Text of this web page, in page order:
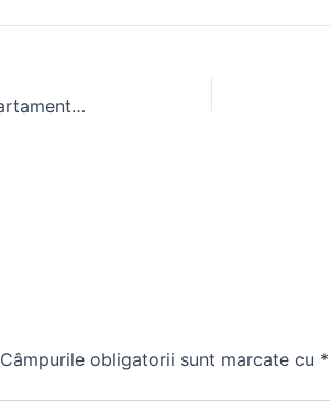
Casa de vânzare Eroii Revoluției | Apartamente studiouri
Câmpurile obligatorii sunt marcate cu *